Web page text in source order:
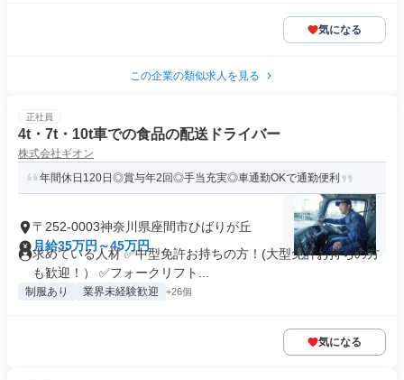
気になる
この企業の類似求人を見る
正社員
4t・7t・10t車での食品の配送ドライバー
株式会社ギオン
年間休日120日◎賞与年2回◎手当充実◎車通勤OKで通勤便利
〒252-0003神奈川県座間市ひばりが丘
月給35万円～45万円
求めている人材 ✅中型免許お持ちの方！(大型免許お持ちの方
も歓迎！） ✅フォークリフト...
制服あり 業界未経験歓迎 +26個
気になる